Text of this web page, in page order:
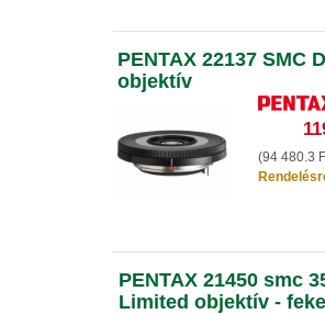
PENTAX 22137 SMC
objektív
(94 480.3
PENTAX 21450 smc
Limited objektív -